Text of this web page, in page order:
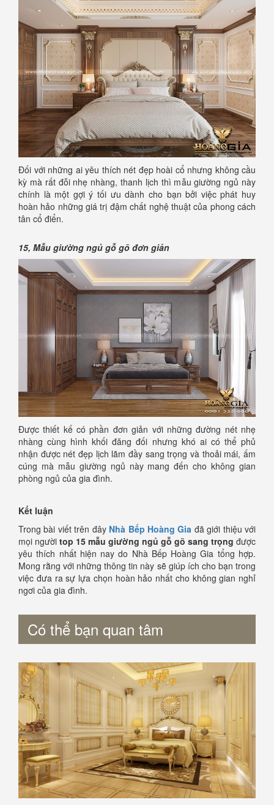
Đối với những ai yêu thích nét đẹp hoài cổ nhưng không cầu
kỳ mà rất đỗi nhẹ nhàng, thanh lịch thì mẫu giường ngủ này
chính là một gợi ý tối ưu dành cho bạn bởi việc phát huy
hoàn hảo những giá trị đậm chất nghệ thuật của phong cách
tân cổ điển.
15, Mẫu giường ngủ gỗ gõ đơn giản
Được thiết kế có phần đơn giản với những đường nét nhẹ
nhàng cùng hình khối đăng đối nhưng khó ai có thể phủ
nhận được nét đẹp lịch lãm đầy sang trọng và thoải mái, ấm
cúng mà mẫu giường ngủ này mang đến cho không gian
phòng ngủ của gia đình.
Kết luận
Trong bài viết trên đây Nhà Bếp Hoàng Gia đã giới thiệu với
mọi người top 15 mẫu giường ngủ gỗ gõ sang trọng được
yêu thích nhất hiện nay do Nhà Bếp Hoàng Gia tổng hợp.
Mong rằng với những thông tin này sẽ giúp ích cho bạn trong
việc đưa ra sự lựa chọn hoàn hảo nhất cho không gian nghỉ
ngơi của gia đình.
Có thể bạn quan tâm